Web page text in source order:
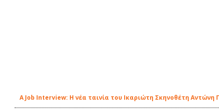
A Job Interview: Η νέα ταινία του Ικαριώτη Σκηνοθέτη